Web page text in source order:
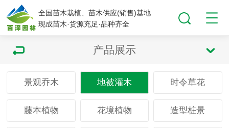
全国苗木栽植、苗木供应(销售)基地
现成苗木·货源充足·品种齐全
产品展示
景观乔木 地被灌木 时令草花
藤本植物 花境植物 造型桩景